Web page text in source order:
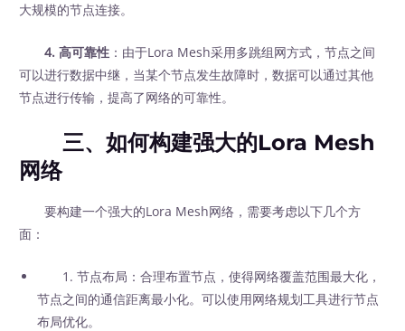
大规模的节点连接。
4. 高可靠性 ：由于Lora Mesh采用多跳组网方式，节点之间
可以进行数据中继，当某个节点发生故障时，数据可以通过其他
节点进行传输，提高了网络的可靠性。
三、如何构建强大的Lora Mesh
网络
要构建一个强大的Lora Mesh网络，需要考虑以下几个方
面：
1. 节点布局：合理布置节点，使得网络覆盖范围最大化，
节点之间的通信距离最小化。可以使用网络规划工具进行节点
布局优化。